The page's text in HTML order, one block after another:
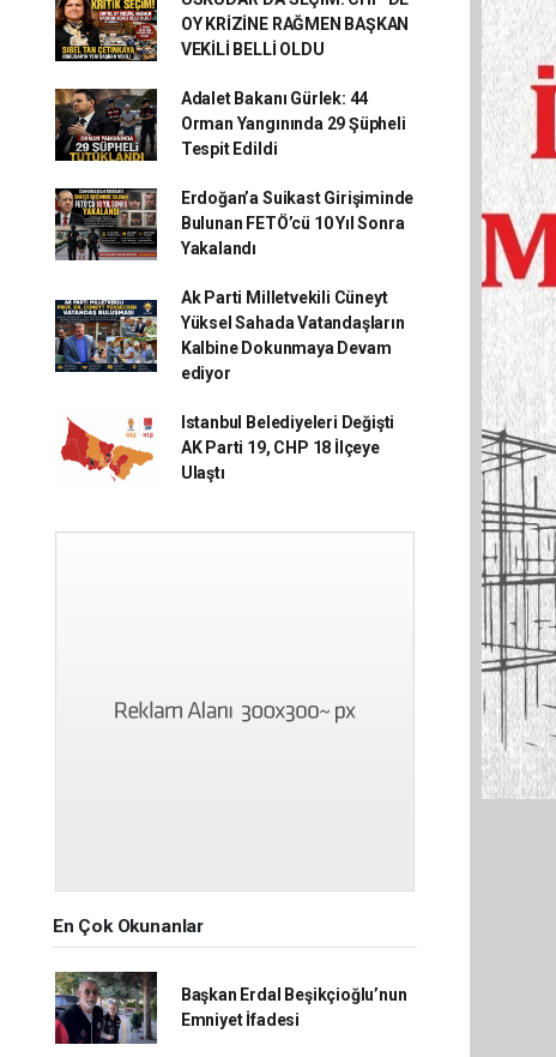
OY KRİZİNE RAĞMEN BAŞKAN
VEKİLİ BELLİ OLDU
Adalet Bakanı Gürlek: 44
Orman Yangınında 29 Şüpheli
Tespit Edildi
Erdoğan’a Suikast Girişiminde
Bulunan FETÖ’cü 10 Yıl Sonra
Yakalandı
Ak Parti Milletvekili Cüneyt
Yüksel Sahada Vatandaşların
Kalbine Dokunmaya Devam
ediyor
Istanbul Belediyeleri Değişti
AK Parti 19, CHP 18 İlçeye
Ulaştı
En Çok Okunanlar
Başkan Erdal Beşikçioğlu’nun
Emniyet İfadesi